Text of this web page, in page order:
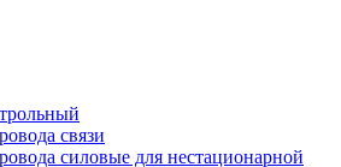
связи
силовые для нестационарной